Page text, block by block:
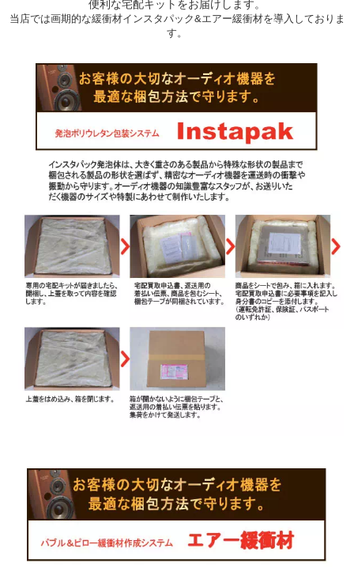
便利な宅配キットをお届けします。
当店では画期的な緩衝材インスタパック&エアー緩衝材を導入しておりま
す。